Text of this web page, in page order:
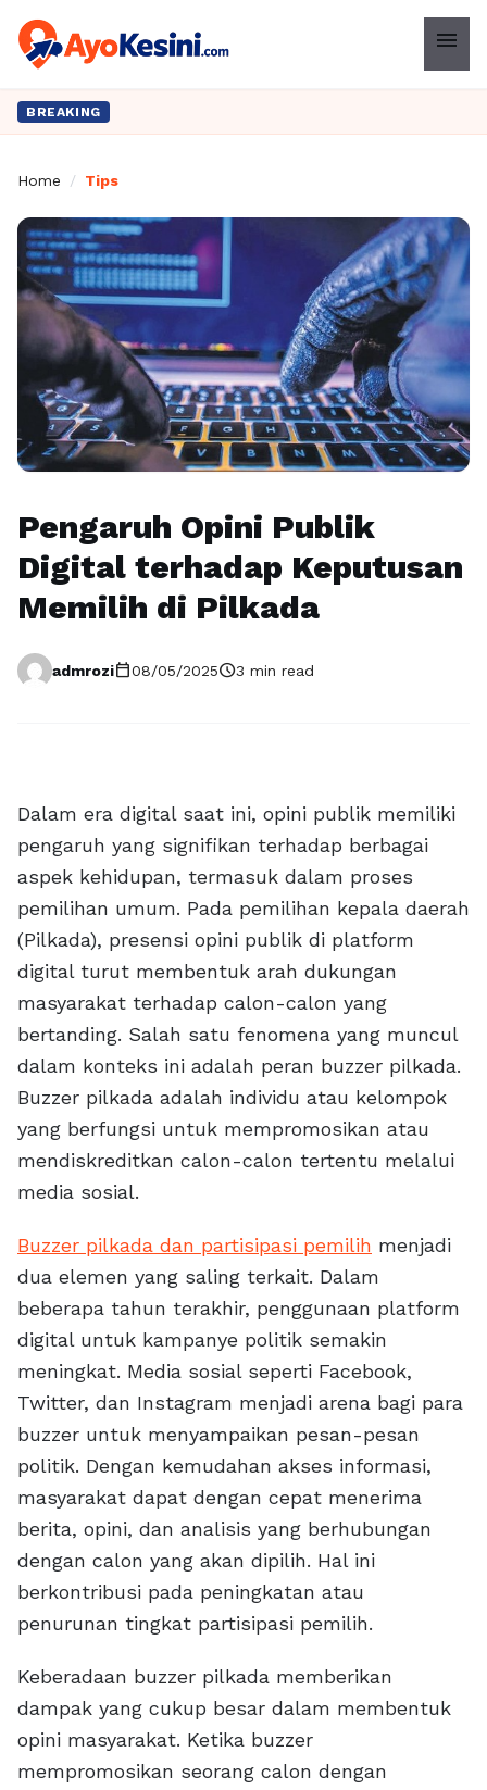
menu
BREAKING
Home / Tips
Pengaruh Opini Publik
Digital terhadap Keputusan
Memilih di Pilkada
admrozicalendar_today08/05/2025schedule3 min read
Dalam era digital saat ini, opini publik memiliki
pengaruh yang signifikan terhadap berbagai
aspek kehidupan, termasuk dalam proses
pemilihan umum. Pada pemilihan kepala daerah
(Pilkada), presensi opini publik di platform
digital turut membentuk arah dukungan
masyarakat terhadap calon-calon yang
bertanding. Salah satu fenomena yang muncul
dalam konteks ini adalah peran buzzer pilkada.
Buzzer pilkada adalah individu atau kelompok
yang berfungsi untuk mempromosikan atau
mendiskreditkan calon-calon tertentu melalui
media sosial.
Buzzer pilkada dan partisipasi pemilih menjadi
dua elemen yang saling terkait. Dalam
beberapa tahun terakhir, penggunaan platform
digital untuk kampanye politik semakin
meningkat. Media sosial seperti Facebook,
Twitter, dan Instagram menjadi arena bagi para
buzzer untuk menyampaikan pesan-pesan
politik. Dengan kemudahan akses informasi,
masyarakat dapat dengan cepat menerima
berita, opini, dan analisis yang berhubungan
dengan calon yang akan dipilih. Hal ini
berkontribusi pada peningkatan atau
penurunan tingkat partisipasi pemilih.
Keberadaan buzzer pilkada memberikan
dampak yang cukup besar dalam membentuk
opini masyarakat. Ketika buzzer
mempromosikan seorang calon dengan